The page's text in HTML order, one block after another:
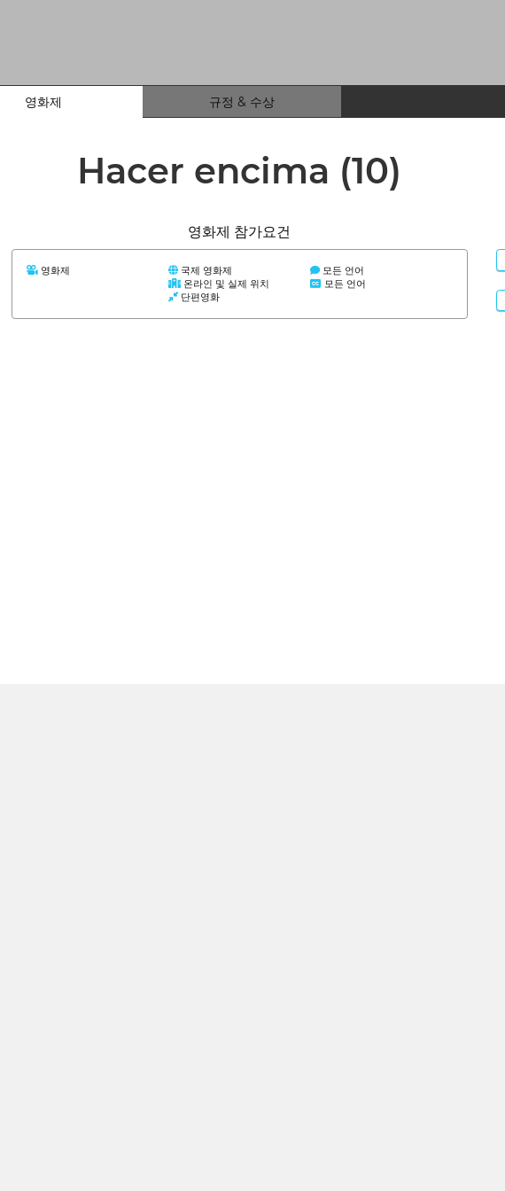
영화제 규정 & 수상
Hacer encima (10)
영화제 참가요건
영화제
국제 영화제
온라인 및 실제 위치
단편영화
모든 언어
모든 언어